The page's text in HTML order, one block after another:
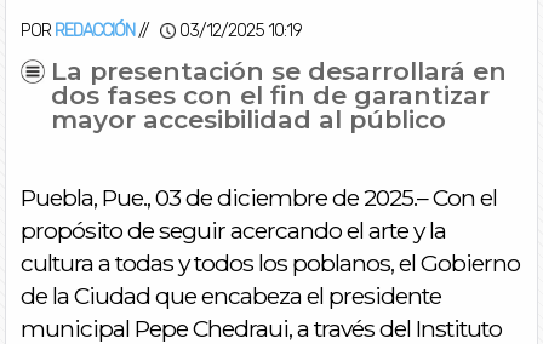
POR REDACCIÓN // 03/12/2025 10:19
La presentación se desarrollará en
dos fases con el fin de garantizar
mayor accesibilidad al público
Puebla, Pue., 03 de diciembre de 2025.– Con el
propósito de seguir acercando el arte y la
cultura a todas y todos los poblanos, el Gobierno
de la Ciudad que encabeza el presidente
municipal Pepe Chedraui, a través del Instituto